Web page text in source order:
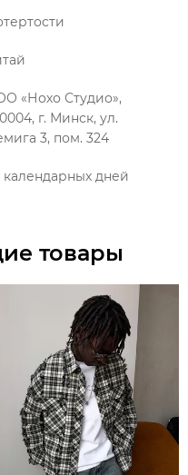
«Нохо Студио»,
г. Минск, ул.
3, пом. 324
календарных дней
товары